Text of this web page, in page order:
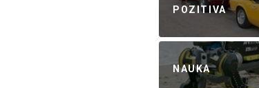
POZITIVA
NAUKA